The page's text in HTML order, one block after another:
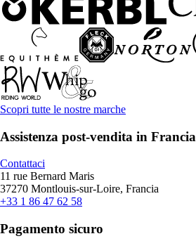
Scopri tutte le nostre marche
Assistenza post-vendita in Francia
Contattaci
11 rue Bernard Maris
37270 Montlouis-sur-Loire, Francia
+33 1 86 47 62 58
Pagamento sicuro